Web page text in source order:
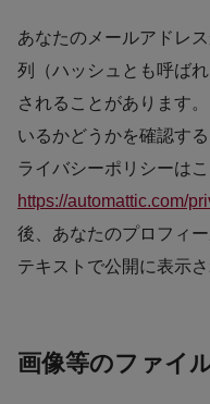
あなたのメールアドレ
列（ハッシュとも呼ば
されることがあります
いるかどうかを確認す
ライバシーポリシーは
https://automattic.com/
後、あなたのプロフィ
テキストで公開に表示さ
画像等のファイ